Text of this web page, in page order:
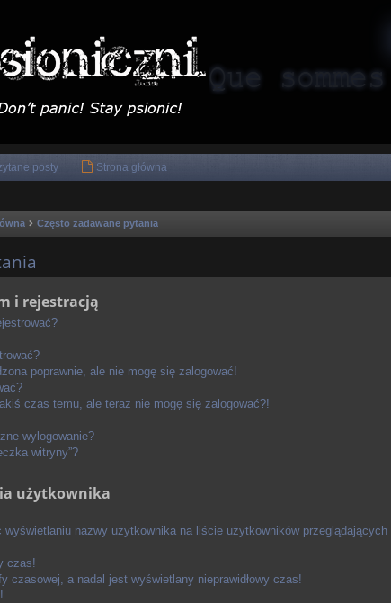
posty Strona główna
Często zadawane pytania
i rejestracją
poprawnie, ale nie mogę się zalogować!
czas temu, ale teraz nie mogę się zalogować?!
wylogowanie?
witryny”?
użytkownika
nazwy użytkownika na liście użytkowników przeglądających
czas!
czasowej, a nadal jest wyświetlany nieprawidłowy czas!